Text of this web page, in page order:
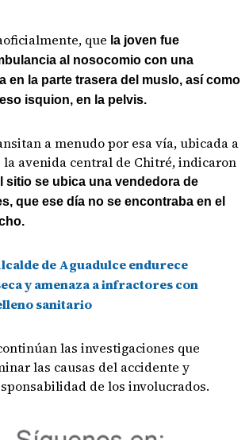
que la joven fue
al nosocomio con una
en la parte trasera del muslo, así como
isquion, en la pelvis.
a menudo por esa vía, ubicada a
la avenida central de Chitré, indicaron
sitio se ubica una vendedora de
que ese día no se encontraba en el
de Aguadulce endurece
y amenaza a infractores con
sanitario
las investigaciones que
las causas del accidente y
de los involucrados.